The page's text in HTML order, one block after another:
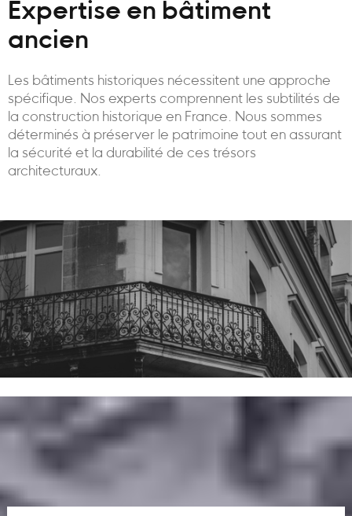
Expertise en bâtiment
ancien
Les bâtiments historiques nécessitent une approche
spécifique. Nos experts comprennent les subtilités de
la construction historique en France. Nous sommes
déterminés à préserver le patrimoine tout en assurant
la sécurité et la durabilité de ces trésors
architecturaux.